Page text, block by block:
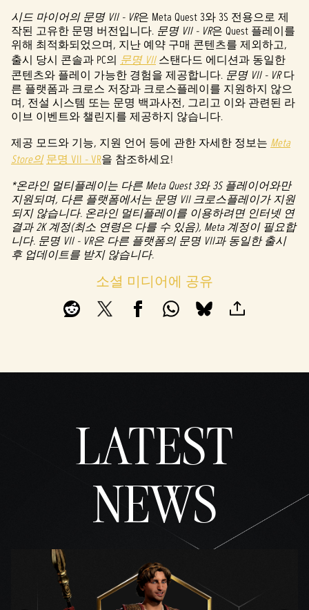
보호
정책
에
동의
하는
것으
로
간주
되
며,
데이
Googl
e 서
버로
전송
됩니
다.
시드 마이어의 문명 VII - VR은 Meta Quest 3와 3S 전용으로 제
작된 고유한 문명 버전입니다. 문명 VII - VR은 Quest 플레이를
위해 최적화되었으며, 지난 예약 구매 콘텐츠를 제외하고,
출시 당시 콘솔과 PC의 문명 VII스탠다드 에디션과 동일한
콘텐츠와 플레이 가능한 경험을 제공합니다. 문명 VII - VR다
른 플랫폼과 크로스 저장과 크로스플레이를 지원하지 않으
며, 전설 시스템 또는 문명 백과사전, 그리고 이와 관련된 라
이브 이벤트와 챌린지를 제공하지 않습니다.
제공 모드와 기능, 지원 언어 등에 관한 자세한 정보는 Meta
Store의 문명 VII - VR을 참조하세요!
*온라인 멀티플레이는 다른 Meta Quest 3와 3S 플레이어와만
지원되며, 다른 플랫폼에서는 문명 VII 크로스플레이가 지원
되지 않습니다. 온라인 멀티플레이를 이용하려면 인터넷 연
결과 2K 계정(최소 연령은 다를 수 있음), Meta 계정이 필요합
니다. 문명 VII - VR은 다른 플랫폼의 문명 VII과 동일한 출시
후 업데이트를 받지 않습니다.
소셜 미디어에 공유
LATEST
NEWS